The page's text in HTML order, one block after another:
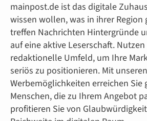
mainpost.de ist das digitale
wissen wollen, was in ihrer Region
treffen Nachrichten Hintergründe
auf eine aktive Leserschaft. Nutzen
redaktionelle Umfeld, um Ihre
seriös zu positionieren. Mit
Werbemöglichkeiten erreichen Sie
Menschen, die zu Ihrem Angebot
profitieren Sie von